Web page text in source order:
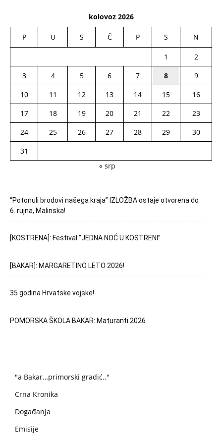
kolovoz 2026
P U S Č P S N
1
2
3
4 5 6 7 8
9
10
11 12 13 14 15
16
17
18 19 20 21 22
23
24
25 26 27 28 29
30
31
« srp
“Potonuli brodovi našega kraja” IZLOŽBA ostaje otvorena do
6. rujna, Malinska!
[KOSTRENA]: Festival “JEDNA NOĆ U KOSTRENI”
[BAKAR]: MARGARETINO LETO 2026!
35 godina Hrvatske vojske!
POMORSKA ŠKOLA BAKAR: Maturanti 2026
"a Bakar…primorski gradić.."
Crna Kronika
Događanja
Emisije